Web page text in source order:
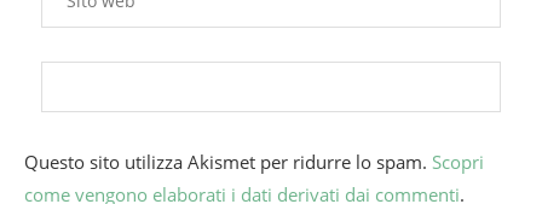
Questo sito utilizza Akismet per ridurre lo spam. Scopri
come vengono elaborati i dati derivati dai commenti.